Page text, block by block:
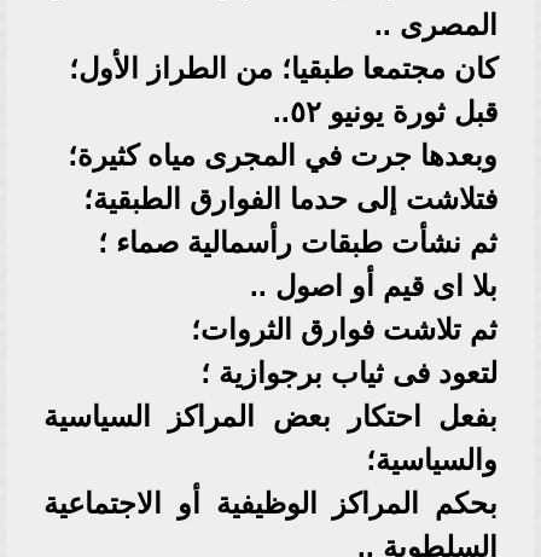
المصرى ..
كان مجتمعا طبقيا؛ من الطراز الأول؛
قبل ثورة يونيو ٥٢..
وبعدها جرت في المجرى مياه كثيرة؛
فتلاشت إلى حدما الفوارق الطبقية؛
ثم نشأت طبقات رأسمالية صماء ؛
بلا اى قيم أو اصول ..
ثم تلاشت فوارق الثروات؛
لتعود فى ثياب برجوازية ؛
بفعل احتكار بعض المراكز السياسية
والسياسية؛
بحكم المراكز الوظيفية أو الاجتماعية
السلطوية ..